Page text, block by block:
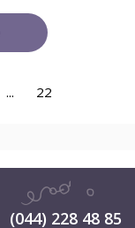
... 22
(044) 228 48 85